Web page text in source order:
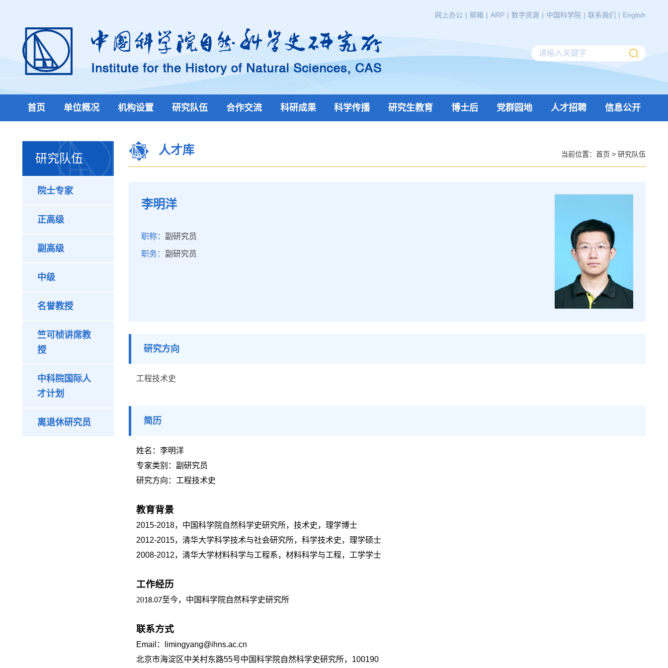
网上办公 | 邮箱 | ARP | 数字资源 | 中国科学院 | 联系我们 | English
首页 单位概况 机构设置 研究队伍 合作交流 科研成果 科学传播 研究生教育 博士后 党群园地 人才招聘 信息公开
研究队伍
院士专家
正高级
副高级
中级
名誉教授
竺可桢讲席教
授
中科院国际人
才计划
离退休研究员
人才库 当前位置： 首页 > 研究队伍
李明洋
职称： 副研究员
职务： 副研究员
研究方向
工程技术史
简历
姓名：李明洋
专家类别：副研究员
研究方向： 工程技术史
教育背景
2015-2018，中国科学院自然科学史研究所，技术史，理学博士
2012-2015，清华大学科学技术与社会研究所，科学技术史，理学硕士
2008-2012，清华大学材料科学与工程系，材料科学与工程，工学学士
工作经历
2018.07至今，中国科学院自然科学史研究所
联系方式
Email：
limingyang@ihns.ac.cn
北京市海淀区中关村东路55号中国科学院自然科学史研究所，100190